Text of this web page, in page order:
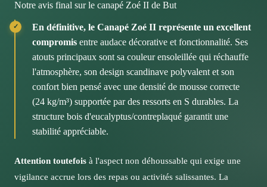
poids de 39 kg, cette pièce révèle une construction
pensée pour durer. Vous pourrez compter sur cette
assise pour supporter un usage familial quotidien sans
circulaires. Cette simplicité d'entretien vous permettra
de profiter sereinement de vos moments convivialité
sans craindre les petits accidents du quotidien.
Nos conseils pour préserver la beauté de votre assise
Attention cependant : ce modèle n'est pas
déhoussable, il conviendra donc de rester vigilant lors
des repas pris sur le canapé ou des activités avec les
Les deux coussins de dossier ornés de boutons
capitonnés symétriques apportent une touche de
raffinement sans ostentation, tandis que les pieds en
bois clair créent une sensation de légèreté visuelle.
Visualisez ce canapé dans votre salon : sa forme droite
aux lignes douces s'intégrera naturellement qu'il
s'agisse d'un intérieur contemporain, industriel ou même
plus traditionnel. Cette polyvalité stylistique vous offrira
la liberté de faire évoluer votre décoration sans
L'atout déco de cette pièce colorée
Notre avis final sur le canapé Zoé II de But
En définitive, le Canapé Zoé II représente un excellent
compromis entre audace décorative et fonctionnalité. Ses
atouts principaux sont sa couleur ensoleillée qui réchauffe
l'atmosphère, son design scandinave polyvalent et son
confort bien pensé avec une densité de mousse correcte
(24 kg/m³) supportée par des ressorts en S durables. La
structure bois d'eucalyptus/contreplaqué garantit une
stabilité appréciable.
Attention toutefois à l'aspect non déhoussable qui exige une
vigilance accrue lors des repas ou activités salissantes. La